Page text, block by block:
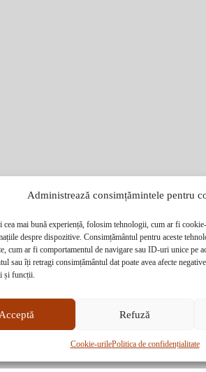
Administrează consimțămintele pentru
cea mai bună experiență, folosim tehnologii, cum ar fi
despre dispozitive. Consimțământul pentru aceste
cum ar fi comportamentul de navigare sau ID-uri unice pe
sau îți retragi consimțământul dat poate avea afecte
și funcții.
Acceptă Refuză
Cookie-urilePolitica de confidențialitate